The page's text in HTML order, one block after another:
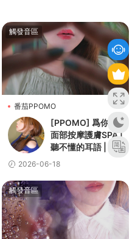
觸發音區
番茄PPOMO
[PPOMO] 爲你做
面部按摩護膚SPA |
聽不懂的耳語 | 個
人關注
2026-06-18
觸發音區